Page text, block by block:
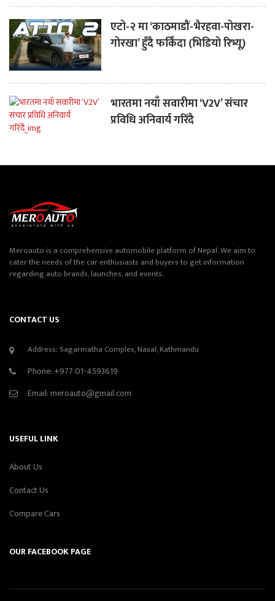
एटो-२ मा ‘काठमाडौं-भैरहवा-पोखरा-
गोरखा’ हुँदै फर्किँदा (भिडियो रिभ्यू)
भारतमा नयाँ सवारीमा ‘V2V’ संचार
प्रविधि अनिवार्य गरिँदै
Meroauto is a comprehensive automobile platform of Nepal. We aim to
cater the needs of the car enthusiasts and buyers to get information
regarding auto brands, launches, and events.
CONTACT US
Address: Sagarmatha Complex, Naxal, Kathmandu
Phone: +977 01-4593619
Email:meroauto@gmail.com
USEFUL LINK
About Us
Contact Us
Compare Cars
OUR FACEBOOK PAGE